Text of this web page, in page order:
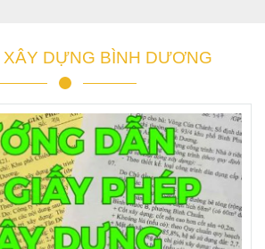
XÂY DỰNG BÌNH DƯƠNG